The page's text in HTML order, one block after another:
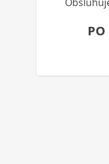
PO